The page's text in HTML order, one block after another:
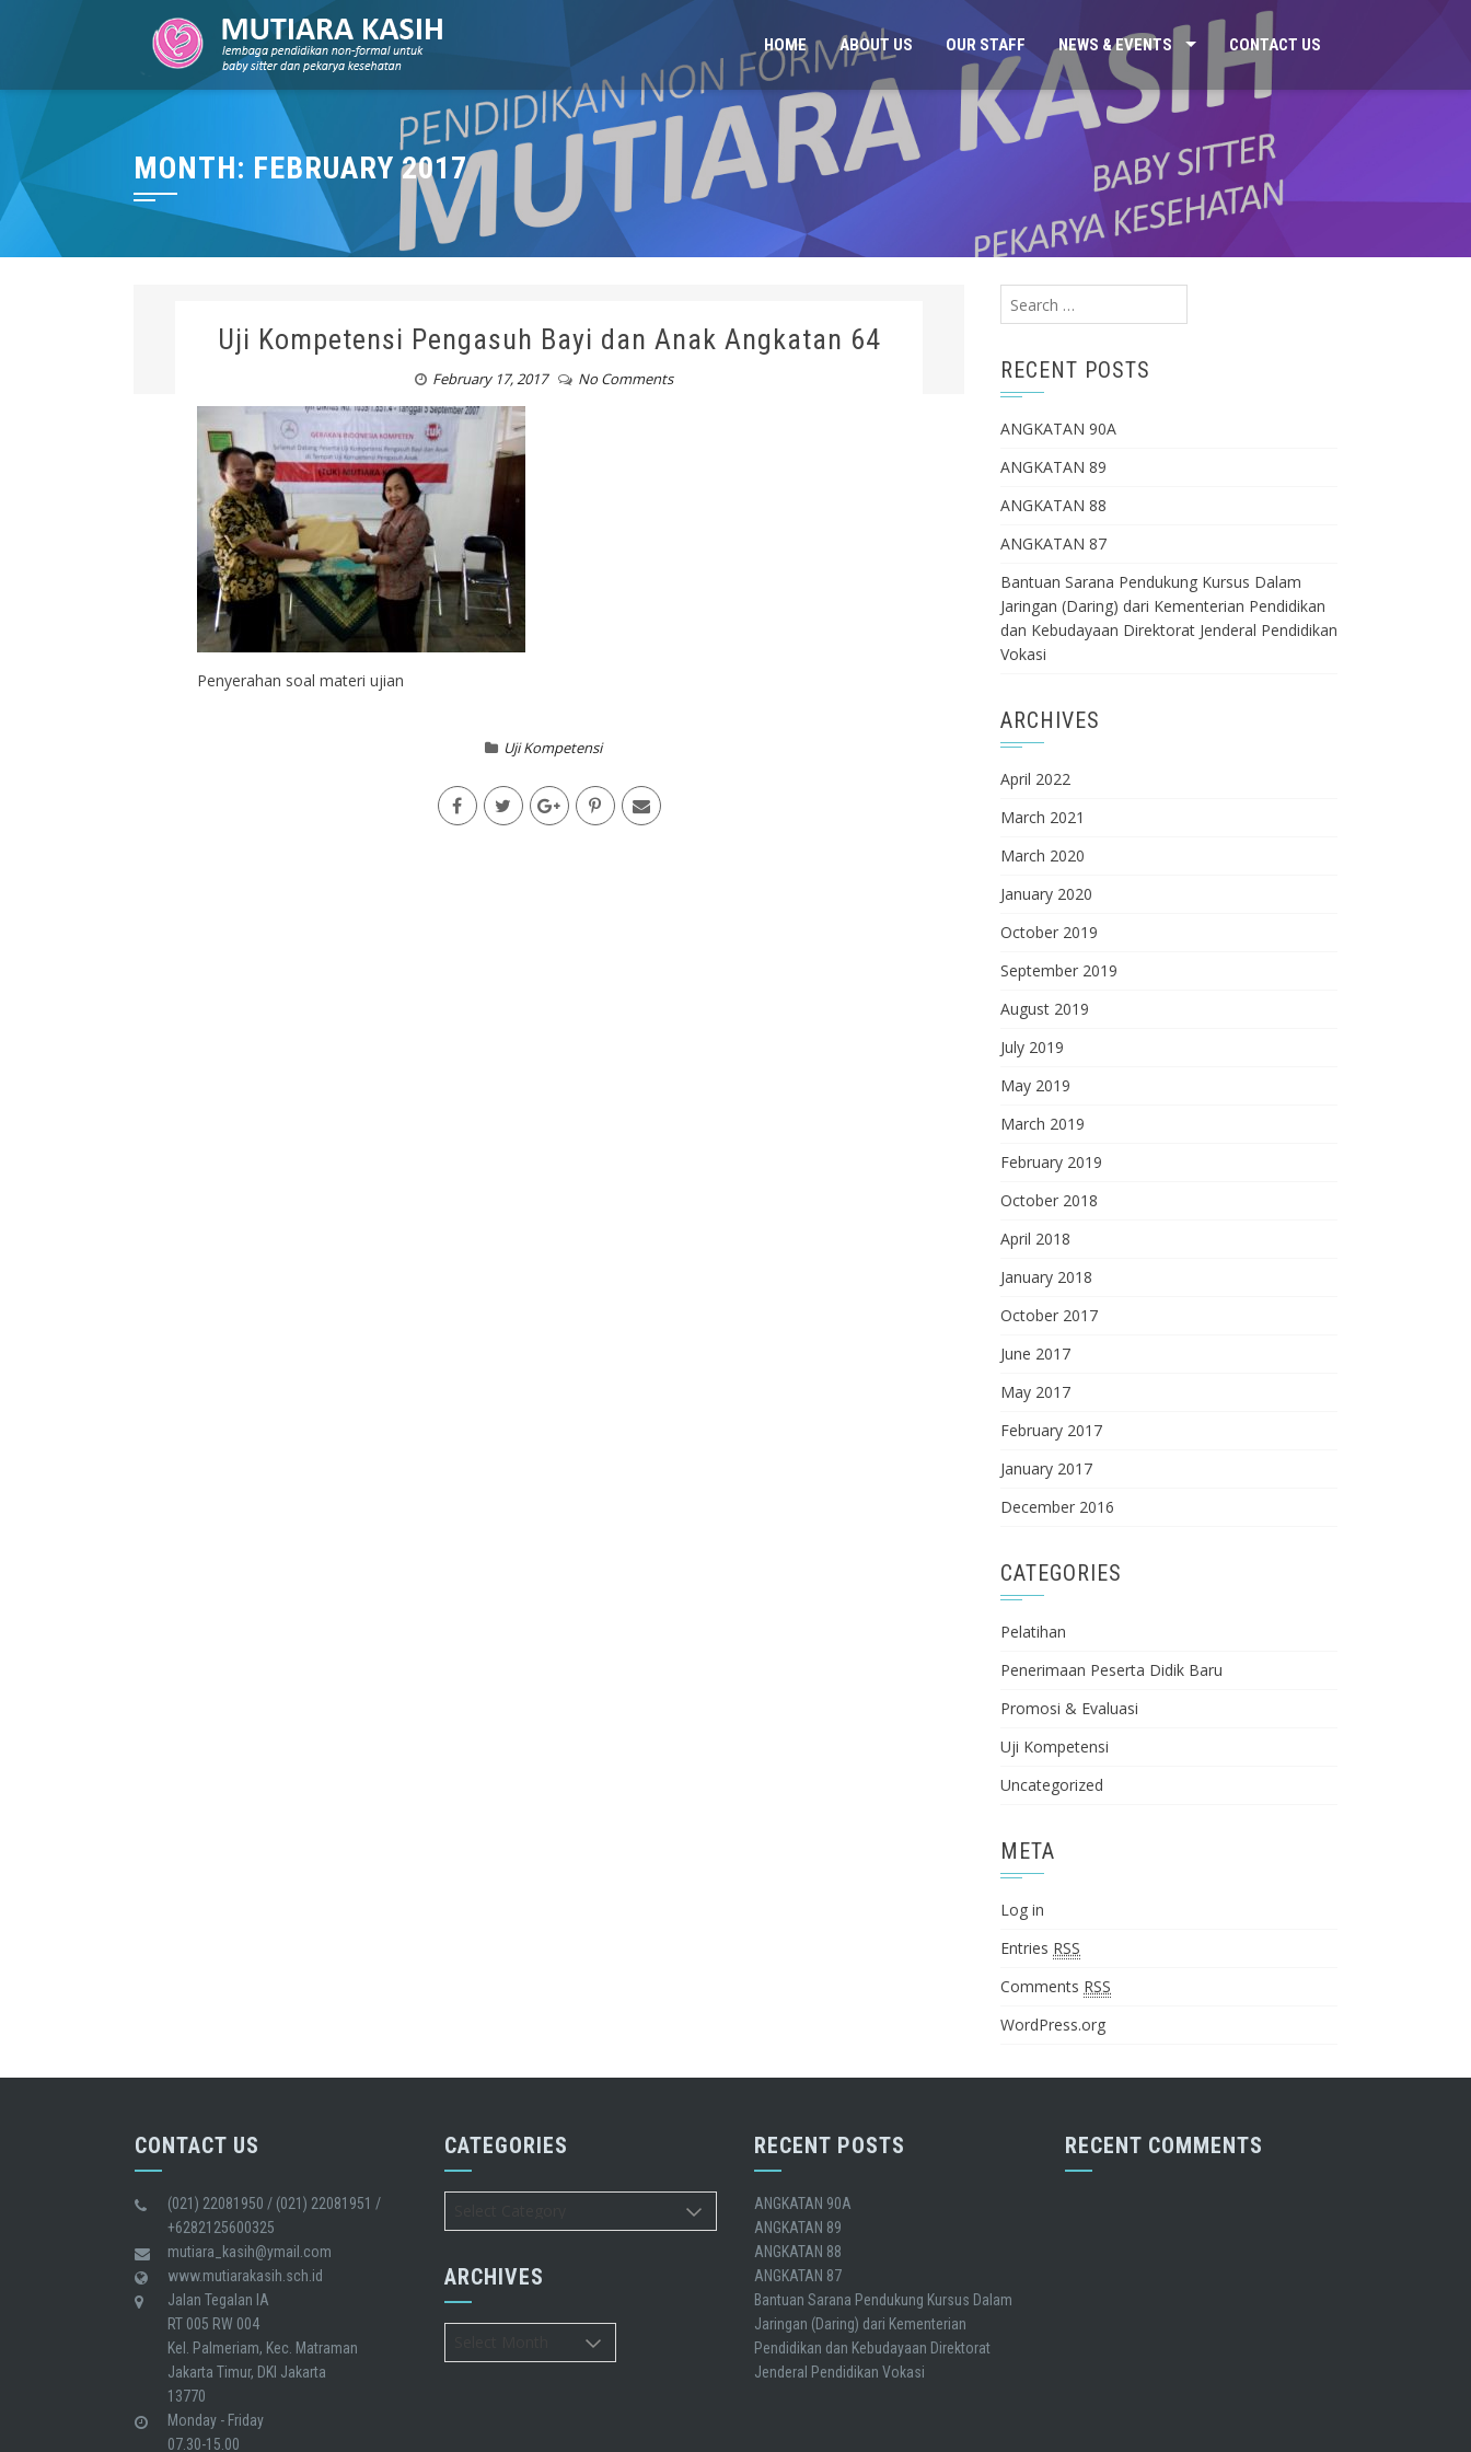
HOME ABOUT US OUR STAFF NEWS & EVENTS CONTACT US
MONTH: FEBRUARY 2017
Uji Kompetensi Pengasuh Bayi dan Anak Angkatan 64
February 17, 2017 No Comments
Penyerahan soal materi ujian
Uji Kompetensi
Search
for:
RECENT POSTS
ANGKATAN 90A
ANGKATAN 89
ANGKATAN 88
ANGKATAN 87
Bantuan Sarana Pendukung Kursus Dalam
Jaringan (Daring) dari Kementerian Pendidikan
dan Kebudayaan Direktorat Jenderal Pendidikan
Vokasi
ARCHIVES
April 2022
March 2021
March 2020
January 2020
October 2019
September 2019
August 2019
July 2019
May 2019
March 2019
February 2019
October 2018
April 2018
January 2018
October 2017
June 2017
May 2017
February 2017
January 2017
December 2016
CATEGORIES
Pelatihan
Penerimaan Peserta Didik Baru
Promosi & Evaluasi
Uji Kompetensi
Uncategorized
META
Log in
Entries RSS
Comments RSS
WordPress.org
CONTACT US
(021) 22081950 / (021) 22081951 /
+6282125600325
mutiara_kasih@ymail.com
www.mutiarakasih.sch.id
Jalan Tegalan IA
RT 005 RW 004
Kel. Palmeriam, Kec. Matraman
Jakarta Timur, DKI Jakarta
13770
Monday - Friday
07.30-15.00
CATEGORIES
ARCHIVES
RECENT POSTS
ANGKATAN 90A
ANGKATAN 89
ANGKATAN 88
ANGKATAN 87
Bantuan Sarana Pendukung Kursus Dalam
Jaringan (Daring) dari Kementerian
Pendidikan dan Kebudayaan Direktorat
Jenderal Pendidikan Vokasi
RECENT COMMENTS